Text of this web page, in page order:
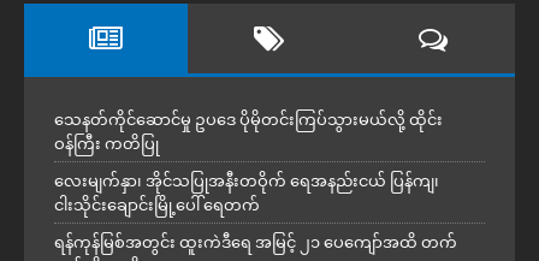
သေနတ်ကိုင်ဆောင်မှု ဥပဒေ ပိုမိုတင်းကြပ်သွားမယ်လို့ ထိုင်း
ဝန်ကြီး ကတိပြု
လေးမျက်နှာ၊ အိုင်သပြုအနီးတဝိုက် ရေအနည်းငယ် ပြန်ကျ၊
ငါးသိုင်းချောင်းမြို့ပေါ် ရေတက်
ရန်ကုန်မြစ်အတွင်း ထူးကဲဒီရေ အ​မြင့် ၂၁ ပေကျော်အထိ တက်